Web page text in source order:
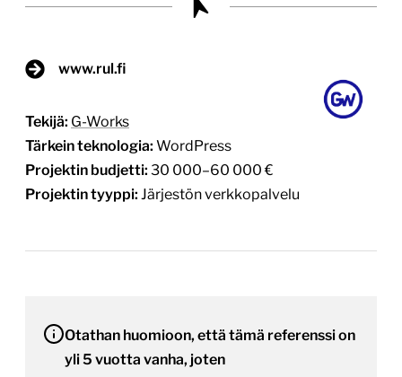
www.rul.fi
Tekijä: G-Works
Tärkein teknologia: WordPress
Projektin budjetti: 30 000–60 000 €
Projektin tyyppi: Järjestön verkkopalvelu
Otathan huomioon, että tämä referenssi on
yli 5 vuotta vanha, joten